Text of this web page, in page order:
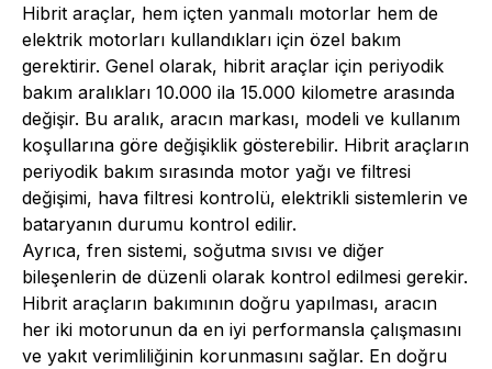
Hibrit araçlar, hem içten yanmalı motorlar hem de
elektrik motorları kullandıkları için özel bakım
gerektirir. Genel olarak, hibrit araçlar için periyodik
bakım aralıkları 10.000 ila 15.000 kilometre arasında
değişir. Bu aralık, aracın markası, modeli ve kullanım
koşullarına göre değişiklik gösterebilir. Hibrit araçların
periyodik bakım sırasında motor yağı ve filtresi
değişimi, hava filtresi kontrolü, elektrikli sistemlerin ve
bataryanın durumu kontrol edilir.
Ayrıca, fren sistemi, soğutma sıvısı ve diğer
bileşenlerin de düzenli olarak kontrol edilmesi gerekir.
Hibrit araçların bakımının doğru yapılması, aracın
her iki motorunun da en iyi performansla çalışmasını
ve yakıt verimliliğinin korunmasını sağlar. En doğru